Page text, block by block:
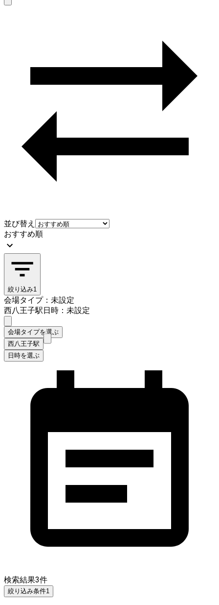
並び替え
おすすめ順
絞り込み1
会場タイプ：未設定
西八王子駅日時：未設定
会場タイプを選ぶ
西八王子駅
日時を選ぶ
検索結果3件
絞り込み条件1